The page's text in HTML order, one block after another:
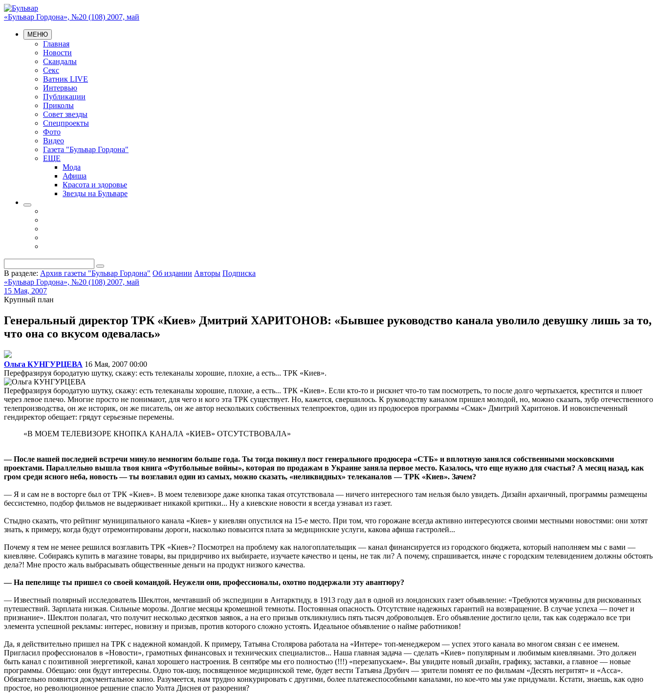
«Бульвар Гордона», №20 (108) 2007, май
МЕНЮ
Главная
Новости
Скандалы
Секс
Ватник LIVE
Интервью
Публикации
Приколы
Совет звезды
Спецпроекты
Фото
Видео
Газета "Бульвар Гордона"
ЕЩЕ
Мода
Афиша
Красота и здоровье
Звезды на Бульваре
В разделе: Архив газеты "Бульвар Гордона" Об издании Авторы Подписка
«Бульвар Гордона», №20 (108) 2007, май
15 Мая, 2007
Крупный план
Генеральный директор ТРК «Киев» Дмитрий ХАРИТОНОВ: «Бывшее руководство канала уволило девушку лишь за то,
что она со вкусом одевалась»
Ольга КУНГУРЦЕВА 16 Мая, 2007 00:00
Перефразируя бородатую шутку, скажу: есть телеканалы хорошие, плохие, а есть... ТРК «Киев».
Перефразируя бородатую шутку, скажу: есть телеканалы хорошие, плохие, а есть... ТРК «Киев». Если кто-то и рискнет что-то там посмотреть, то после долго чертыхается, крестится и плюет
через левое плечо. Многие просто не понимают, для чего и кого эта ТРК существует. Но, кажется, свершилось. К руководству каналом пришел молодой, но, можно сказать, зубр отечественного
телепроизводства, он же историк, он же писатель, он же автор нескольких собственных телепроектов, один из продюсеров программы «Смак» Дмитрий Харитонов. И новоиспеченный
гендиректор обещает: грядут серьезные перемены.
«В МОЕМ ТЕЛЕВИЗОРЕ КНОПКА КАНАЛА «КИЕВ» ОТСУТСТВОВАЛА»
— После нашей последней встречи минуло немногим больше года. Ты тогда покинул пост генерального продюсера «СТБ» и вплотную занялся собственными московскими
проектами. Параллельно вышла твоя книга «Футбольные войны», которая по продажам в Украине заняла первое место. Казалось, что еще нужно для счастья? А месяц назад, как
гром среди ясного неба, новость — ты возглавил один из самых, можно сказать, «неликвидных» телеканалов — ТРК «Киев». Зачем?
— Я и сам не в восторге был от ТРК «Киев». В моем телевизоре даже кнопка такая отсутствовала — ничего интересного там нельзя было увидеть. Дизайн архаичный, программы размещены
бессистемно, подбор фильмов не выдерживает никакой критики... Ну а киевские новости я всегда узнавал из газет.
Стыдно сказать, что рейтинг муниципального канала «Киев» у киевлян опустился на 15-е место. При том, что горожане всегда активно интересуются своими местными новостями: они хотят
знать, к примеру, когда будут отремонтированы дороги, насколько повысится плата за медицинские услуги, какова афиша гастролей...
Почему я тем не менее решился возглавить ТРК «Киев»? Посмотрел на проблему как налогоплательщик — канал финансируется из городского бюджета, который наполняем мы с вами —
киевляне. Собираясь купить в магазине товары, вы придирчиво их выбираете, изучаете качество и цены, не так ли? А почему, спрашивается, иначе с городским телевидением должны обстоять
дела?! Мне просто жаль выбрасывать общественные деньги на продукт низкого качества.
— На пепелище ты пришел со своей командой. Неужели они, профессионалы, охотно поддержали эту авантюру?
— Известный полярный исследователь Шеклтон, мечтавший об экспедиции в Антарктиду, в 1913 году дал в одной из лондонских газет объявление: «Требуются мужчины для рискованных
путешествий. Зарплата низкая. Сильные морозы. Долгие месяцы кромешной темноты. Постоянная опасность. Отсутствие надежных гарантий на возвращение. В случае успеха — почет и
признание». Шеклтон полагал, что получит несколько десятков заявок, а на его призыв откликнулись пять тысяч добровольцев. Его объявление достигло цели, так как содержало все три
элемента успешной рекламы: интерес, новизну и призыв, против которого сложно устоять. Идеальное объявление о найме работников!
Да, я действительно пришел на ТРК с надежной командой. К примеру, Татьяна Столярова работала на «Интере» топ-менеджером — успех этого канала во многом связан с ее именем.
Пригласил профессионалов в «Новости», грамотных финансовых и технических специалистов... Наша главная задача — сделать «Киев» популярным и любимым киевлянами. Это должен
быть канал с позитивной энергетикой, канал хорошего настроения. В сентябре мы его полностью (!!!) «перезапускаем». Вы увидите новый дизайн, графику, заставки, а главное — новые
программы. Обещаю: они будут интересны. Одно ток-шоу, посвященное медицинской теме, будет вести Татьяна Друбич — зрители помнят ее по фильмам «Десять негритят» и «Асса».
Обязательно появится документальное кино. Разумеется, нам трудно конкурировать с другими, более платежеспособными каналами, но кое-что мы уже придумали. Кстати, знаешь, как одно
простое, но революционное решение спасло Уолта Диснея от разорения?